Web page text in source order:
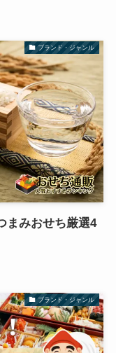
ブランド・ジャンル
まみおせち厳選4
ブランド・ジャンル